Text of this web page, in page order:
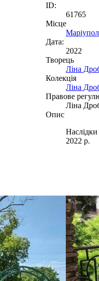
ID:
61765
Місце
Дата:
2022
Творець
Ліна
Колекція
Ліна
Правове
Ліна
Опис
2022 р.